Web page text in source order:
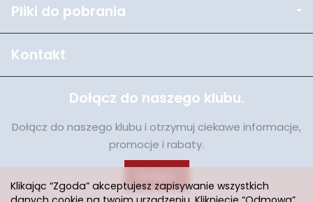
Pliki do pobrania
Kontakt
Dołącz do naszego klubu.
Dołącz do naszego klubu i otrzymuj ciekawe informacje,
promocje i rabaty.
Klikając “Zgoda” akceptujesz zapisywanie wszystkich